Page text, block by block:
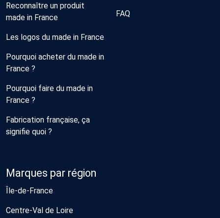
Reconnaître un produit
made in France
Les logos du made in France
Pourquoi acheter du made in
France ?
Pourquoi faire du made in
France ?
Fabrication française, ça
signifie quoi ?
FAQ
Marques par région
Île-de-France
Centre-Val de Loire